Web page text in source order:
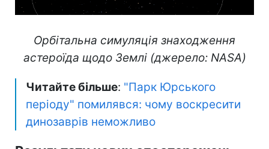
Орбітальна симуляція знаходження
астероїда щодо Землі (джерело: NASA)
Читайте більше: "Парк Юрського
періоду" помилявся: чому воскресити
динозаврів неможливо